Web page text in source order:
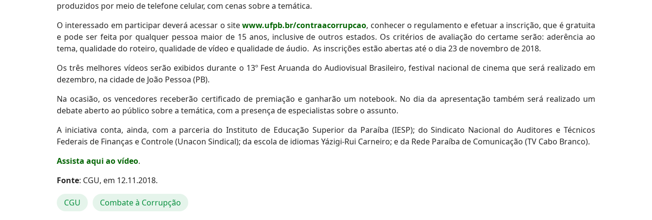
produzidos por meio de telefone celular, com cenas sobre a temática.
O interessado em participar deverá acessar o sitewww.ufpb.br/contraacorrupcao, conhecer o regulamento e efetuar a inscrição, que é gratuita
e pode ser feita por qualquer pessoa maior de 15 anos, inclusive de outros estados. Os critérios de avaliação do certame serão: aderência ao
tema, qualidade do roteiro, qualidade de vídeo e qualidade de áudio. As inscrições estão abertas até o dia 23 de novembro de 2018.
Os três melhores vídeos serão exibidos durante o 13º Fest Aruanda do Audiovisual Brasileiro, festival nacional de cinema que será realizado em
dezembro, na cidade de João Pessoa (PB).
Na ocasião, os vencedores receberão certificado de premiação e ganharão um notebook. No dia da apresentação também será realizado um
debate aberto ao público sobre a temática, com a presença de especialistas sobre o assunto.
A iniciativa conta, ainda, com a parceria do Instituto de Educação Superior da Paraíba (IESP); do Sindicato Nacional do Auditores e Técnicos
Federais de Finanças e Controle (Unacon Sindical); da escola de idiomas Yázigi-Rui Carneiro; e da Rede Paraíba de Comunicação (TV Cabo Branco).
Assista aqui ao vídeo.
Fonte: CGU, em 12.11.2018.
CGU Combate à Corrupção